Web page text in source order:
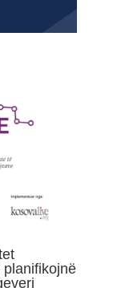
planifikojnë